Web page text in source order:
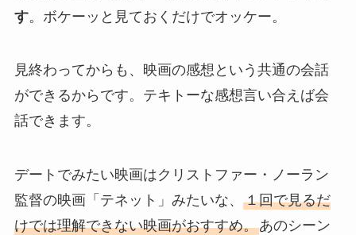
す。ボケーッと見ておくだけでオッケー。
見終わってからも、映画の感想という共通の会話
ができるからです。テキトーな感想言い合えば会
話できます。
デートでみたい映画はクリストファー・ノーラン
監督の映画「テネット」みたいな、 １回で見るだ
けでは理解できない映画がおすすめ。あのシーン